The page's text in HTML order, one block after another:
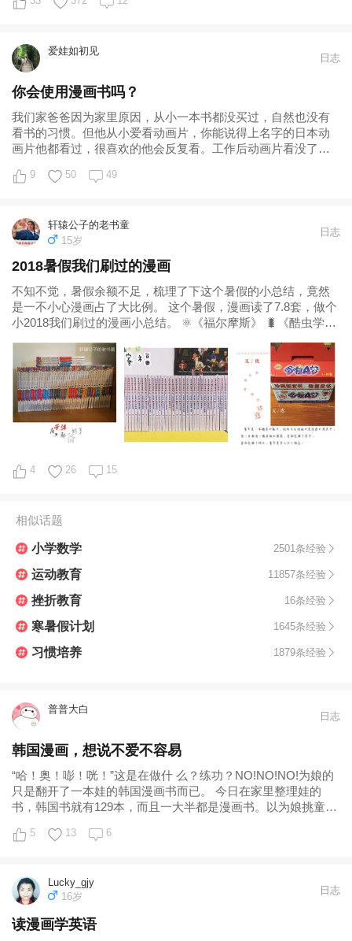
爱娃如初见
日志
你会使用漫画书吗？
我们家爸爸因为家里原因，从小一本书都没买过，自然也没有
看书的习惯。但他从小爱看动画片，你能说得上名字的日本动
画片他都看过，很喜欢的他会反复看。工作后动画片看没了，
9 50 49
轩辕公子的老书童
15岁
日志
2018暑假我们刷过的漫画
不知不觉，暑假余额不足，梳理了下这个暑假的小总结，竟然
是一不小心漫画占了大比例。 这个暑假，漫画读了7.8套，做个
小2018我们刷过的漫画小总结。 ⚛️《福尔摩斯》 🐛《酷虫学
4 26 15
相似话题
小学数学 2501条经验
运动教育 11857条经验
挫折教育 16条经验
寒暑假计划 1645条经验
习惯培养 1879条经验
普普大白
日志
韩国漫画，想说不爱不容易
“哈！奥！嘭！咣！”这是在做什 么？练功？NO!NO!NO!为娘的
只是翻开了一本娃的韩国漫画书而已。 今日在家里整理娃的
书，韩国书就有129本，而且一大半都是漫画书。以为娘挑童书
5 13 6
Lucky_gjy
16岁
日志
读漫画学英语